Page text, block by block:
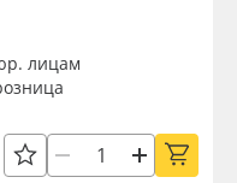
лицам